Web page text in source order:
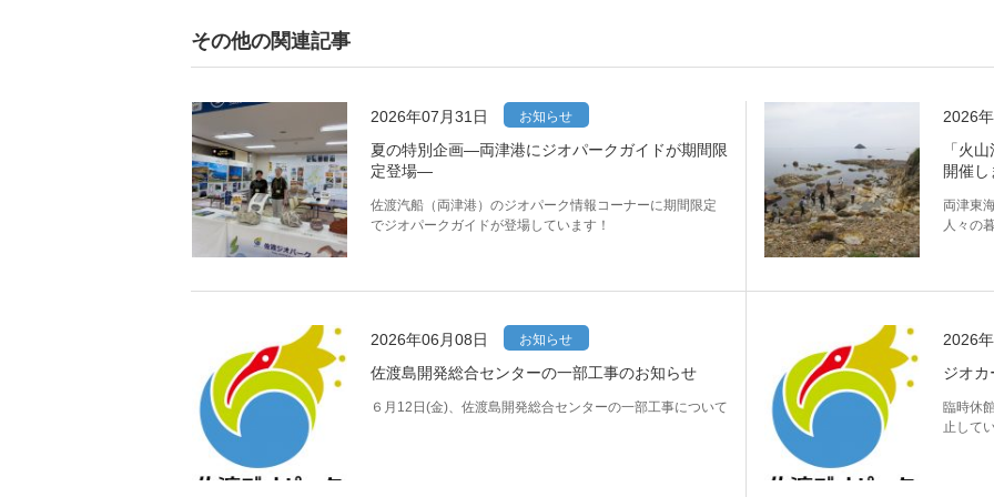
その他の関連記事
2026年07月31日 お知らせ
夏の特別企画―両津港にジオパークガイドが期間限
定登場―
佐渡汽船（両津港）のジオパーク情報コーナーに期間限定
でジオパークガイドが登場しています！
2026
「火
開催
両津東
人々の
2026年06月08日 お知らせ
佐渡島開発総合センターの一部工事のお知らせ
６月12日(金)、佐渡島開発総合センターの一部工事について
2026
ジオ
臨時休
止して